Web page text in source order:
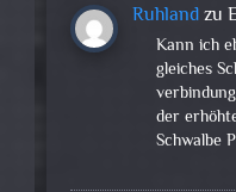
Ruhlandzu
Kann ich
gleiches
der
Schwalbe